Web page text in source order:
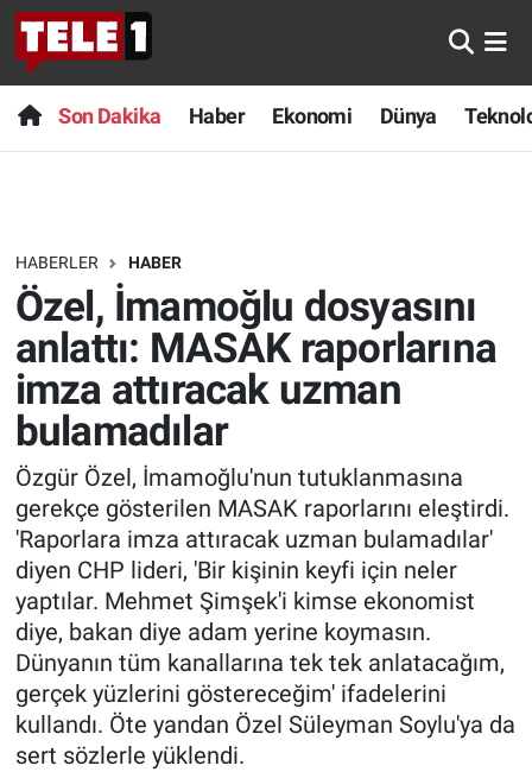
Son Dakika Haber Ekonomi Dünya
HABERLER HABER
Özel, İmamoğlu dosyasını
anlattı: MASAK raporlarına
imza attıracak uzman
bulamadılar
Özgür Özel, İmamoğlu'nun tutuklanmasına
gerekçe gösterilen MASAK raporlarını eleştirdi.
'Raporlara imza attıracak uzman bulamadılar'
diyen CHP lideri, 'Bir kişinin keyfi için neler
yaptılar. Mehmet Şimşek'i kimse ekonomist
diye, bakan diye adam yerine koymasın.
Dünyanın tüm kanallarına tek tek anlatacağım,
gerçek yüzlerini göstereceğim' ifadelerini
kullandı. Öte yandan Özel Süleyman Soylu'ya da
sert sözlerle yüklendi.
Anında Manşet
Başka Sohbetler
Bilim turu
Bilim ve Teknoloji Evreni
Doğa Konuşuyor
Dünya
Ege Saati
Ege'den Esintiler
Eğitim
Eğlence
Ekonomi
Son Dakika
Haber
Dünya
Teknoloji
Sağlık
Spor
Yayın Akışı
İletişim
Nöbetçi Eczaneler
Hava Durumu
Trafik Durumu
Süper Lig Puan Durumu ve Fikstür
Tüm Manşetler
Son Dakika Haberleri
Haber Arşivi